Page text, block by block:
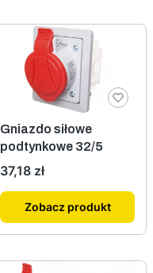
Gniazdo siłowe
podtynkowe 32/5
Cena
37,18 zł
Zobacz produkt